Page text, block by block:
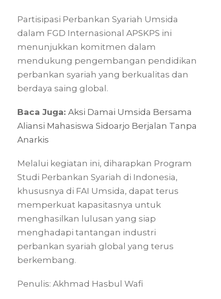
Partisipasi Perbankan Syariah Umsida
dalam FGD Internasional APSKPS ini
menunjukkan komitmen dalam
mendukung pengembangan pendidikan
perbankan syariah yang berkualitas dan
berdaya saing global.
Baca Juga: Aksi Damai Umsida Bersama
Aliansi Mahasiswa Sidoarjo Berjalan Tanpa
Anarkis
Melalui kegiatan ini, diharapkan Program
Studi Perbankan Syariah di Indonesia,
khususnya di FAI Umsida, dapat terus
memperkuat kapasitasnya untuk
menghasilkan lulusan yang siap
menghadapi tantangan industri
perbankan syariah global yang terus
berkembang.
Penulis: Akhmad Hasbul Wafi